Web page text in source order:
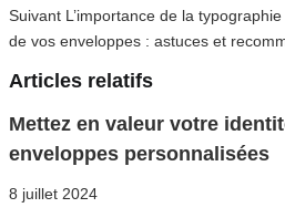
de
l’article
:
Suivant Article
suivant
L’importance de la
de vos enveloppes : astuces et
Articles relatifs
Mettez en valeur votre
enveloppes personnalisées
Posted
8 juillet 2024